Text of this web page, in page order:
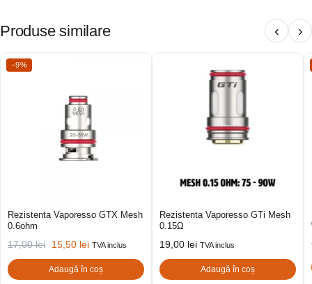
Produse similare ‹ ›
−9%
Rezistenta Vaporesso GTX Mesh
0.6ohm
17,00lei 15,50 lei TVA inclus
Adaugă în coș
Rezistenta Vaporesso GTi Mesh
0.15Ω
19,00 lei TVA inclus
Adaugă în coș